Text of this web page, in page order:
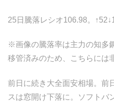
25日騰落レシオ106.98。
※画像の騰落率は主力の知多
移管済みのため、こちらには
前日に続き大全面安相場。前
スは窓開け下落に。ソフトバ